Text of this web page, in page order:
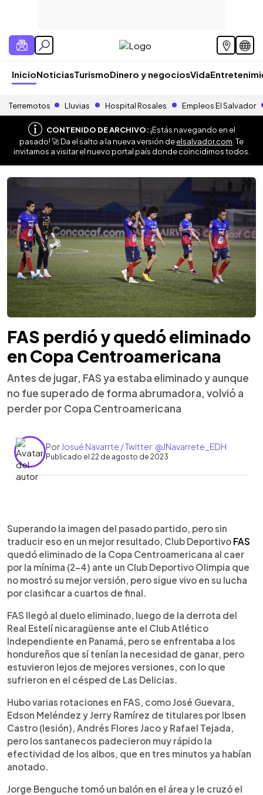
InicioNoticiasTurismoDinero y negociosVida
Terremotos Lluvias Hospital Rosales Empleos El Salvador
CONTENIDO DE ARCHIVO:¡Estás navegando en el
pasado! 🚀 Da el salto a la nueva versión deelsalvador.com . Te
invitamos a visitar el nuevo portal país donde coincidimos todos.
FAS perdió y quedó eliminado
en Copa Centroamericana
Antes de jugar, FAS ya estaba eliminado y aunque
no fue superado de forma abrumadora, volvió a
perder por Copa Centroamericana
Por Josué Navarrte / Twitter: @JNavarrete_EDH
Publicado el 22 de agosto de 2023
Escuchar artículo
Superando la imagen del pasado partido, pero sin
traducir eso en un mejor resultado, Club Deportivo FAS
quedó eliminado de la Copa Centroamericana al caer
por la mínima (2-4) ante un Club Deportivo Olimpia que
no mostró su mejor versión, pero sigue vivo en su lucha
por clasificar a cuartos de final.
FAS llegó al duelo eliminado, luego de la derrota del
Real Estelí nicaragüense ante el Club Atlético
Independiente en Panamá, pero se enfrentaba a los
hondureños que sí tenían la necesidad de ganar, pero
estuvieron lejos de mejores versiones, con lo que
sufrieron en el césped de Las Delicias.
Hubo varias rotaciones en FAS, como José Guevara,
Edson Meléndez y Jerry Ramírez de titulares por Ibsen
Castro (lesión), Andrés Flores Jaco y Rafael Tejada,
pero los santanecos padecieron muy rápido la
efectividad de los albos, que en tres minutos ya habían
anotado.
Jorge Benguche tomó un balón en el área y le cruzó el